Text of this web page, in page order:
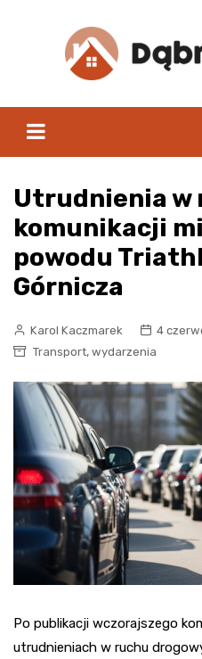
Utrudnienia w
komunikacji
powodu
Górnicza
Karol Kaczmarek
4
Transport, wydarzenia
Po publikacji wczorajszego
utrudnieniach w ruchu